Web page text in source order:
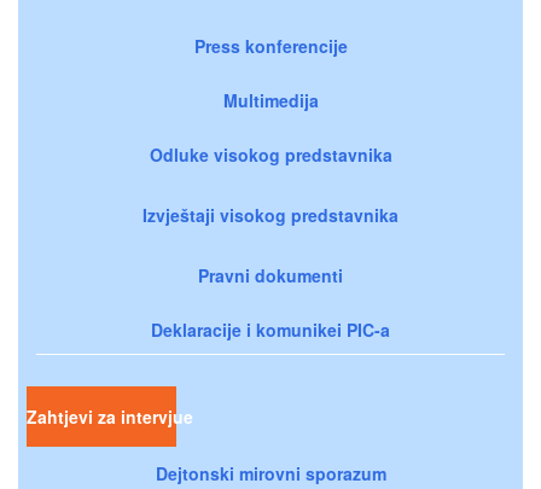
Press konferencije
Multimedija
Odluke visokog predstavnika
Izvještaji visokog predstavnika
Pravni dokumenti
Deklaracije i komunikei PIC-a
Zahtjevi za intervjue
Dejtonski mirovni sporazum